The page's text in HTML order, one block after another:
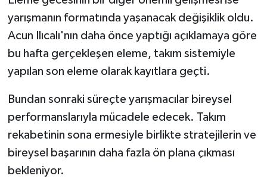
yarışmanın formatında yaşanacak değişiklik oldu.
Acun Ilıcalı'nın daha önce yaptığı açıklamaya göre
bu hafta gerçekleşen eleme, takım sistemiyle
yapılan son eleme olarak kayıtlara geçti.
Bundan sonraki süreçte yarışmacılar bireysel
performanslarıyla mücadele edecek. Takım
rekabetinin sona ermesiyle birlikte stratejilerin ve
bireysel başarının daha fazla ön plana çıkması
bekleniyor.